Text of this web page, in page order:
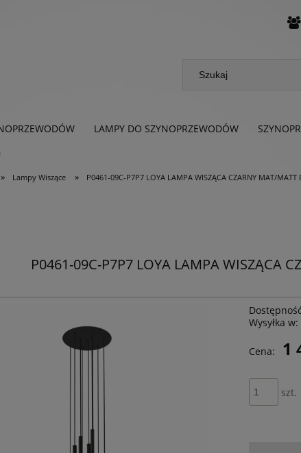
LAMPY DO SZYNOPRZEWODÓW
» Lampy Wiszące » P0461-09C-P7P7 LOYA LAMPA WISZĄCA CZARNY MAT/MATT
P0461-09C-P7P7 LOYA LAMPA WISZĄCA
Wysyłka w:
Cena: 1
szt.